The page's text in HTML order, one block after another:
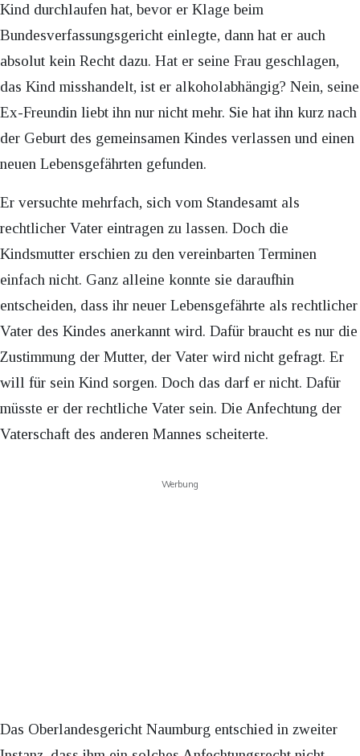
Kind durchlaufen hat, bevor er Klage beim
Bundesverfassungsgericht einlegte, dann hat er auch
absolut kein Recht dazu. Hat er seine Frau geschlagen,
das Kind misshandelt, ist er alkoholabhängig? Nein, seine
Ex-Freundin liebt ihn nur nicht mehr. Sie hat ihn kurz nach
der Geburt des gemeinsamen Kindes verlassen und einen
neuen Lebensgefährten gefunden.
Er versuchte mehrfach, sich vom Standesamt als
rechtlicher Vater eintragen zu lassen. Doch die
Kindsmutter erschien zu den vereinbarten Terminen
einfach nicht. Ganz alleine konnte sie daraufhin
entscheiden, dass ihr neuer Lebensgefährte als rechtlicher
Vater des Kindes anerkannt wird. Dafür braucht es nur die
Zustimmung der Mutter, der Vater wird nicht gefragt. Er
will für sein Kind sorgen. Doch das darf er nicht. Dafür
müsste er der rechtliche Vater sein. Die Anfechtung der
Vaterschaft des anderen Mannes scheiterte.
Werbung
Das Oberlandesgericht Naumburg entschied in zweiter